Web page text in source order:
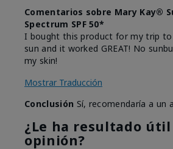
Comentarios sobre Mary Kay®
Spectrum SPF 50*
I bought this product for my trip to
sun and it worked GREAT! No
my skin!
Mostrar Traducción
Conclusión Sí, recomendaría a un
¿Le ha resultado
opinión?